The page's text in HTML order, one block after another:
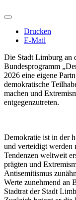
Drucken
E-Mail
Die Stadt Limburg an
Bundesprogramm
2026 eine eigene
demokratische
machen und
entgegenzutreten.
Demokratie ist in der
und verteidigt werden
Tendenzen weltweit
prägten und
Antisemitismus
Werte zunehmend an
Stadtrat der Stadt